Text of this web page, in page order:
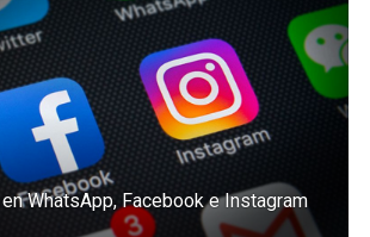
WhatsApp, Facebook e Instagram